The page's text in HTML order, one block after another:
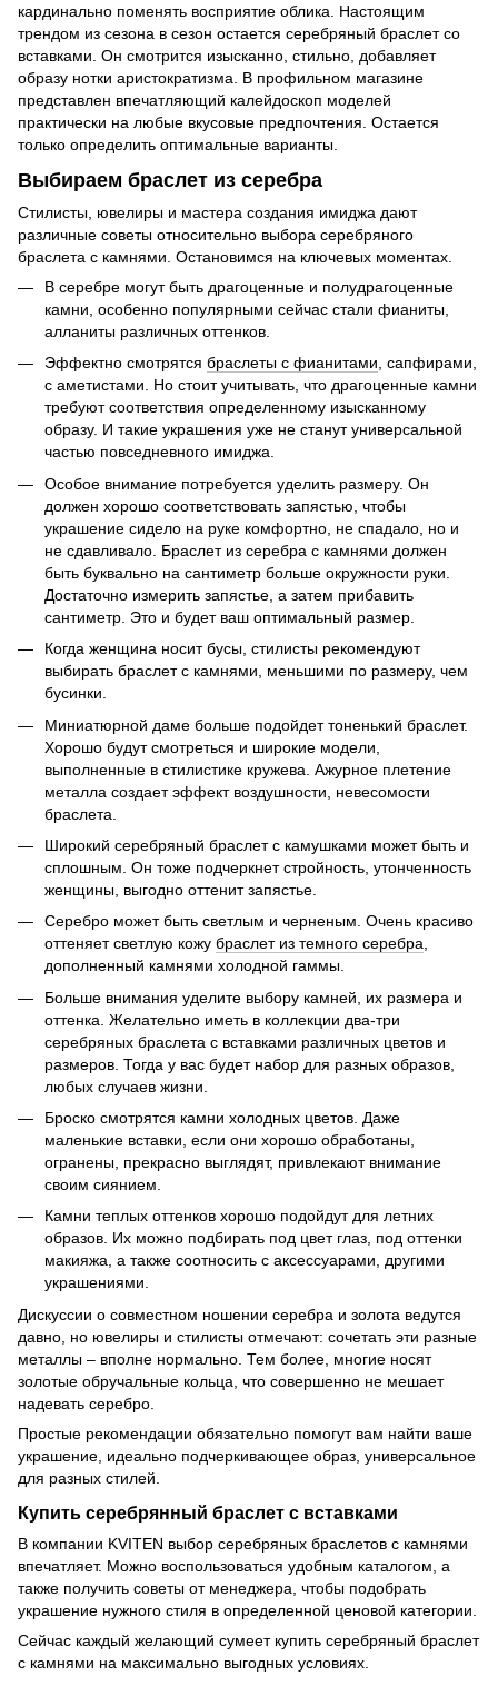
кардинально поменять восприятие облика. Настоящим
трендом из сезона в сезон остается серебряный браслет со
вставками. Он смотрится изысканно, стильно, добавляет
образу нотки аристократизма. В профильном магазине
представлен впечатляющий калейдоскоп моделей
практически на любые вкусовые предпочтения. Остается
только определить оптимальные варианты.
Выбираем браслет из серебра
Стилисты, ювелиры и мастера создания имиджа дают
различные советы относительно выбора серебряного
браслета с камнями. Остановимся на ключевых моментах.
В серебре могут быть драгоценные и полудрагоценные
камни, особенно популярными сейчас стали фианиты,
алланиты различных оттенков.
Эффектно смотрятся браслеты с фианитами, сапфирами,
с аметистами. Но стоит учитывать, что драгоценные камни
требуют соответствия определенному изысканному
образу. И такие украшения уже не станут универсальной
частью повседневного имиджа.
Особое внимание потребуется уделить размеру. Он
должен хорошо соответствовать запястью, чтобы
украшение сидело на руке комфортно, не спадало, но и
не сдавливало. Браслет из серебра с камнями должен
быть буквально на сантиметр больше окружности руки.
Достаточно измерить запястье, а затем прибавить
сантиметр. Это и будет ваш оптимальный размер.
Когда женщина носит бусы, стилисты рекомендуют
выбирать браслет с камнями, меньшими по размеру, чем
бусинки.
Миниатюрной даме больше подойдет тоненький браслет.
Хорошо будут смотреться и широкие модели,
выполненные в стилистике кружева. Ажурное плетение
металла создает эффект воздушности, невесомости
браслета.
Широкий серебряный браслет с камушками может быть и
сплошным. Он тоже подчеркнет стройность, утонченность
женщины, выгодно оттенит запястье.
Серебро может быть светлым и черненым. Очень красиво
оттеняет светлую кожу браслет из темного серебра,
дополненный камнями холодной гаммы.
Больше внимания уделите выбору камней, их размера и
оттенка. Желательно иметь в коллекции два-три
серебряных браслета с вставками различных цветов и
размеров. Тогда у вас будет набор для разных образов,
любых случаев жизни.
Броско смотрятся камни холодных цветов. Даже
маленькие вставки, если они хорошо обработаны,
огранены, прекрасно выглядят, привлекают внимание
своим сиянием.
Камни теплых оттенков хорошо подойдут для летних
образов. Их можно подбирать под цвет глаз, под оттенки
макияжа, а также соотносить с аксессуарами, другими
украшениями.
Дискуссии о совместном ношении серебра и золота ведутся
давно, но ювелиры и стилисты отмечают: сочетать эти разные
металлы – вполне нормально. Тем более, многие носят
золотые обручальные кольца, что совершенно не мешает
надевать серебро.
Простые рекомендации обязательно помогут вам найти ваше
украшение, идеально подчеркивающее образ, универсальное
для разных стилей.
Купить серебрянный браслет с вставками
В компании KVITEN выбор серебряных браслетов с камнями
впечатляет. Можно воспользоваться удобным каталогом, а
также получить советы от менеджера, чтобы подобрать
украшение нужного стиля в определенной ценовой категории.
Сейчас каждый желающий сумеет купить серебряный браслет
с камнями на максимально выгодных условиях.